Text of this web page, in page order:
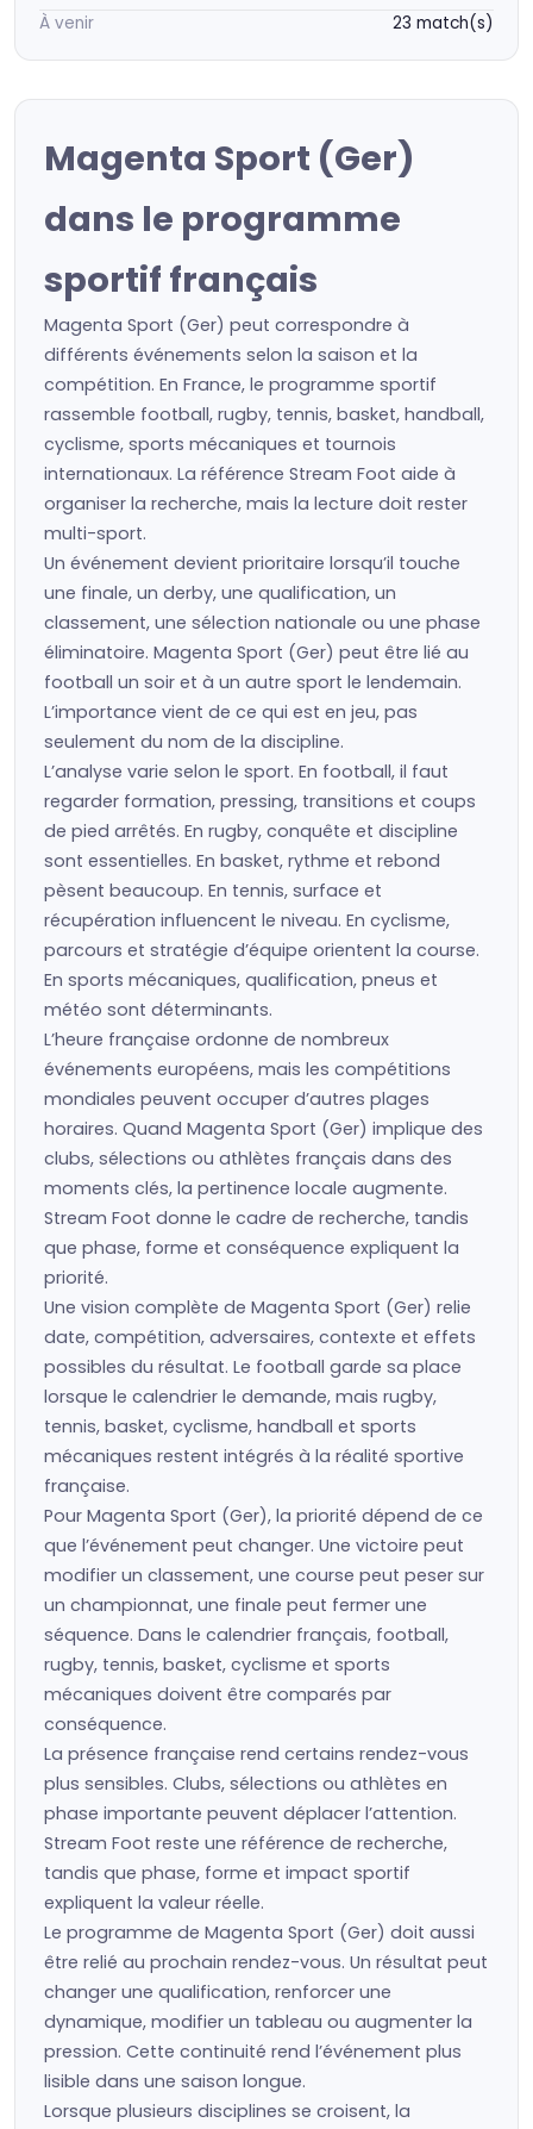
À venir
23 match(s)
Magenta Sport (Ger)
dans le programme
sportif français
Magenta Sport (Ger) peut correspondre à
différents événements selon la saison et la
compétition. En France, le programme sportif
rassemble football, rugby, tennis, basket, handball,
cyclisme, sports mécaniques et tournois
internationaux. La référence Stream Foot aide à
organiser la recherche, mais la lecture doit rester
multi-sport.
Un événement devient prioritaire lorsqu’il touche
une finale, un derby, une qualification, un
classement, une sélection nationale ou une phase
éliminatoire. Magenta Sport (Ger) peut être lié au
football un soir et à un autre sport le lendemain.
L’importance vient de ce qui est en jeu, pas
seulement du nom de la discipline.
L’analyse varie selon le sport. En football, il faut
regarder formation, pressing, transitions et coups
de pied arrêtés. En rugby, conquête et discipline
sont essentielles. En basket, rythme et rebond
pèsent beaucoup. En tennis, surface et
récupération influencent le niveau. En cyclisme,
parcours et stratégie d’équipe orientent la course.
En sports mécaniques, qualification, pneus et
météo sont déterminants.
L’heure française ordonne de nombreux
événements européens, mais les compétitions
mondiales peuvent occuper d’autres plages
horaires. Quand Magenta Sport (Ger) implique des
clubs, sélections ou athlètes français dans des
moments clés, la pertinence locale augmente.
Stream Foot donne le cadre de recherche, tandis
que phase, forme et conséquence expliquent la
priorité.
Une vision complète de Magenta Sport (Ger) relie
date, compétition, adversaires, contexte et effets
possibles du résultat. Le football garde sa place
lorsque le calendrier le demande, mais rugby,
tennis, basket, cyclisme, handball et sports
mécaniques restent intégrés à la réalité sportive
française.
Pour Magenta Sport (Ger), la priorité dépend de ce
que l’événement peut changer. Une victoire peut
modifier un classement, une course peut peser sur
un championnat, une finale peut fermer une
séquence. Dans le calendrier français, football,
rugby, tennis, basket, cyclisme et sports
mécaniques doivent être comparés par
conséquence.
La présence française rend certains rendez-vous
plus sensibles. Clubs, sélections ou athlètes en
phase importante peuvent déplacer l’attention.
Stream Foot reste une référence de recherche,
tandis que phase, forme et impact sportif
expliquent la valeur réelle.
Le programme de Magenta Sport (Ger) doit aussi
être relié au prochain rendez-vous. Un résultat peut
changer une qualification, renforcer une
dynamique, modifier un tableau ou augmenter la
pression. Cette continuité rend l’événement plus
lisible dans une saison longue.
Lorsque plusieurs disciplines se croisent, la